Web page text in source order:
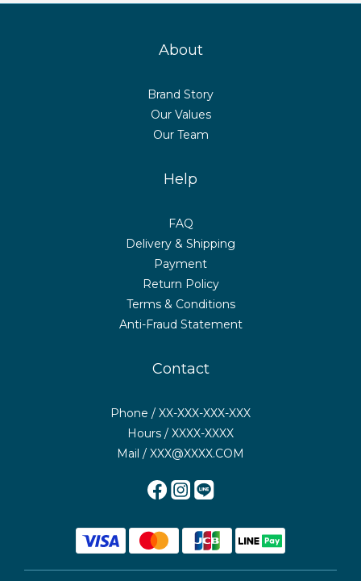
About
Brand Story
Our Values
Our Team
Help
FAQ
Delivery & Shipping
Payment
Return Policy
Terms & Conditions
Anti-Fraud Statement
Contact
Phone / XX-XXX-XXX-XXX
Hours / XXXX-XXXX
Mail / XXX@XXXX.COM